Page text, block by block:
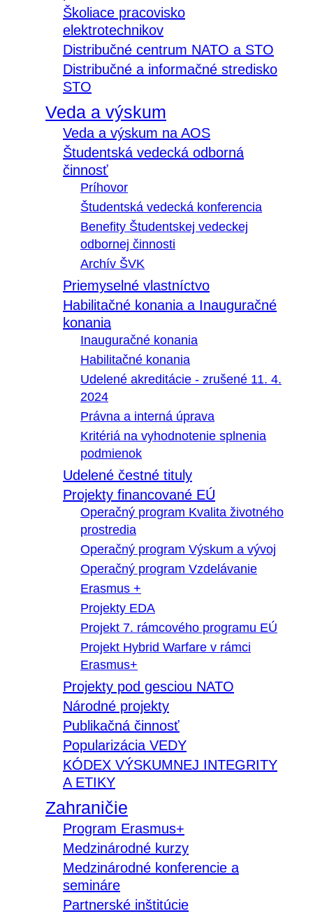
Školiace pracovisko
elektrotechnikov
Distribučné centrum NATO a STO
Distribučné a informačné stredisko
STO
Veda a výskum
Veda a výskum na AOS
Študentská vedecká odborná
činnosť
Príhovor
Študentská vedecká konferencia
Benefity Študentskej vedeckej
odbornej činnosti
Archív ŠVK
Priemyselné vlastníctvo
Habilitačné konania a Inauguračné
konania
Inauguračné konania
Habilitačné konania
Udelené akreditácie - zrušené 11. 4.
2024
Právna a interná úprava
Kritériá na vyhodnotenie splnenia
podmienok
Udelené čestné tituly
Projekty financované EÚ
Operačný program Kvalita životného
prostredia
Operačný program Výskum a vývoj
Operačný program Vzdelávanie
Erasmus +
Projekty EDA
Projekt 7. rámcového programu EÚ
Projekt Hybrid Warfare v rámci
Erasmus+
Projekty pod gesciou NATO
Národné projekty
Publikačná činnosť
Popularizácia VEDY
KÓDEX VÝSKUMNEJ INTEGRITY
A ETIKY
Zahraničie
Program Erasmus+
Medzinárodné kurzy
Medzinárodné konferencie a
semináre
Partnerské inštitúcie